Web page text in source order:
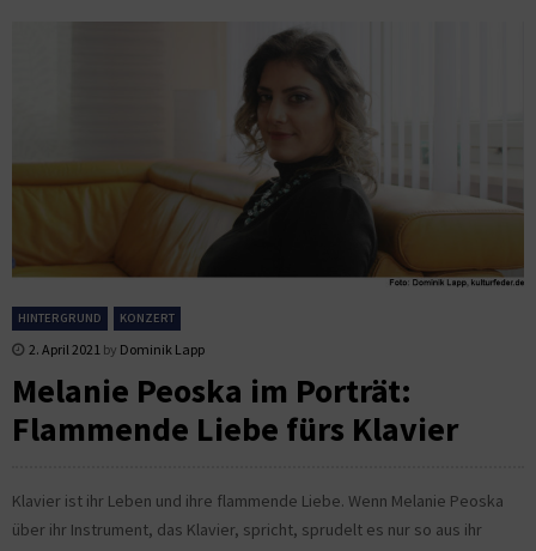
HINTERGRUND KONZERT
2. April 2021 by Dominik Lapp
Melanie Peoska im Porträt:
Flammende Liebe fürs Klavier
Klavier ist ihr Leben und ihre flammende Liebe. Wenn Melanie Peoska
über ihr Instrument, das Klavier, spricht, sprudelt es nur so aus ihr